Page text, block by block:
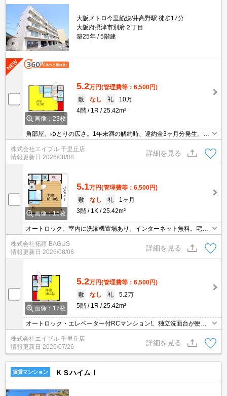
大阪メトロ今里筋線/井高野駅 徒歩17分
大阪府摂津市別府２丁目
築25年
5階建
画像：23枚
5.2万円(管理費等：6,500円)
敷
なし 礼
10万
4階
1R 25.42m²
角部屋。ゆとりの広さ。1年未満の解約時、違約金3ヶ月分発生。ク
インターネット無料。防犯カメラ付きマンション。
株式会社エイブル 千里丘店
情報更新日 2026/08/08
詳細を見る
画像：15枚
5.1万円(管理費等：6,500円)
敷
なし 礼
1ヶ月
3階
1K 25.42m²
オートロック。室内に洗濯機置場あり。インターネット無料。宅配
株式会社拓殖 BAGUS
情報更新日 2026/08/06
詳細を見る
画像：17枚
5.2万円(管理費等：6,500円)
敷
なし 礼
5.2万
5階
1R 25.42m²
オートロック・エレベーター付RCマンション!。独立洗面台が便
株式会社エイブル 千里丘店
情報更新日 2026/07/26
詳細を見る
賃貸マンション ＫＳハイムⅠ